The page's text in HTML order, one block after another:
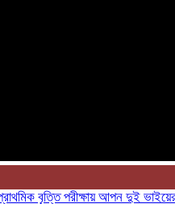
বৃত্তি পরীক্ষায় আপন দুই ভাইয়ের